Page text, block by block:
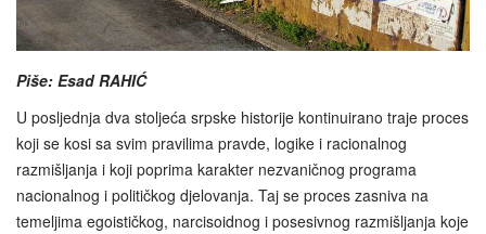
Piše: Esad RAHIĆ
U posljednja dva stoljeća srpske historije kontinuirano traje proces
koji se kosi sa svim pravilima pravde, logike i racionalnog
razmišljanja i koji poprima karakter nezvaničnog programa
nacionalnog i političkog djelovanja. Taj se proces zasniva na
temeljima egoističkog, narcisoidnog i posesivnog razmišljanja koje